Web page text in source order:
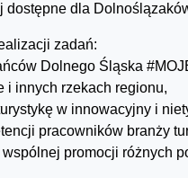
dostępne dla
zadań:
Dolnego Śląska
i innych rzekach regionu,
w innowacyjny i
pracowników branży
promocji różnych